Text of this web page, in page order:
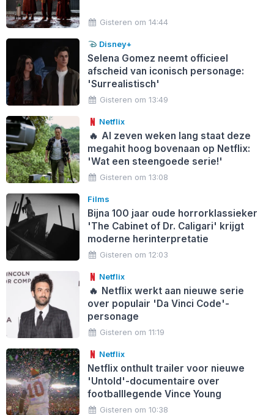
Gisteren om 14:44
Disney+
Selena Gomez neemt officieel
afscheid van iconisch personage:
'Surrealistisch'
Gisteren om 13:49
Netflix
🔥 Al zeven weken lang staat deze
megahit hoog bovenaan op Netflix:
'Wat een steengoede serie!'
Gisteren om 13:08
Films
Bijna 100 jaar oude horrorklassieker
'The Cabinet of Dr. Caligari' krijgt
moderne herinterpretatie
Gisteren om 12:03
Netflix
🔥 Netflix werkt aan nieuwe serie
over populair 'Da Vinci Code'-
personage
Gisteren om 11:19
Netflix
Netflix onthult trailer voor nieuwe
'Untold'-documentaire over
footballlegende Vince Young
Gisteren om 10:38